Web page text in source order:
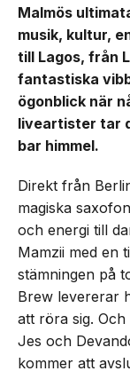
Malmös
musik, kultur,
till Lagos, från
fantastiska
ögonblick när
liveartister tar
bar himmel.
Direkt från
magiska
och energi till
Mamzii med en
stämningen på
Brew levererar
att röra sig.
Jes och
kommer att